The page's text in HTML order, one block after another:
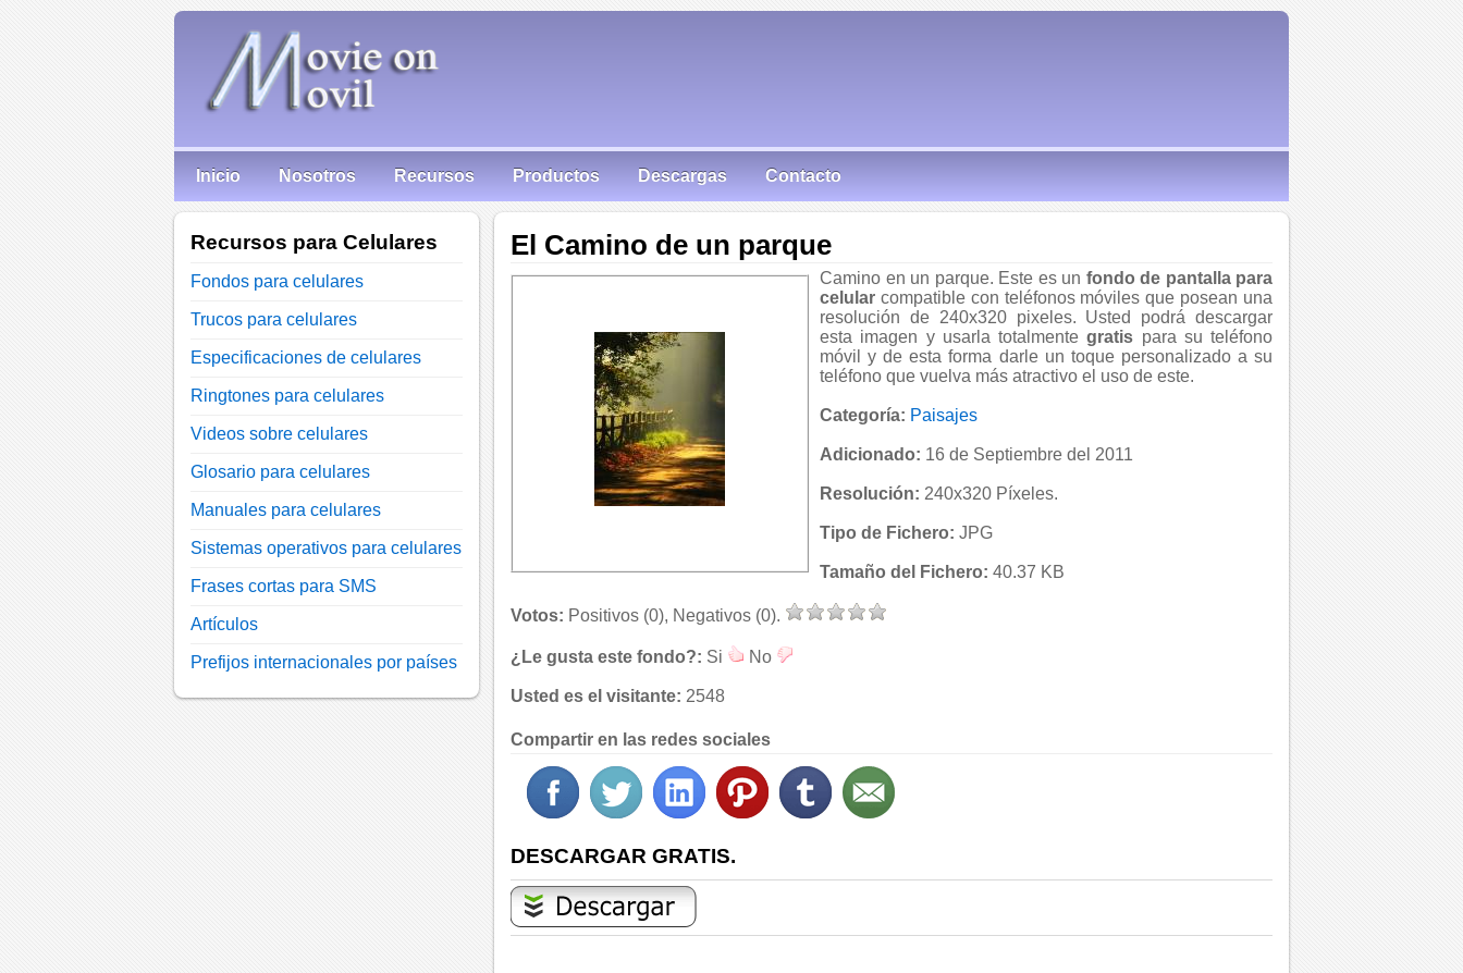
Inicio Nosotros Recursos Productos Descargas Contacto
El Camino de un parque
Camino en un parque. Este es un fondo de pantalla para
celular compatible con teléfonos móviles que posean una
resolución de 240x320 pixeles. Usted podrá descargar
esta imagen y usarla totalmentegratis para su teléfono
móvil y de esta forma darle un toque personalizado a su
teléfono que vuelva más atractivo el uso de este.
Categoría: Paisajes
Adicionado: 16 de Septiembre del 2011
Resolución: 240x320 Píxeles.
Tipo de Fichero: JPG
Tamaño del Fichero: 40.37 KB
Votos: Positivos (0), Negativos (0).
¿Le gusta este fondo?: Si No
Usted es el visitante: 2548
Compartir en las redes sociales
DESCARGAR GRATIS.
Recursos para Celulares
Fondos para celulares
Trucos para celulares
Especificaciones de celulares
Ringtones para celulares
Videos sobre celulares
Glosario para celulares
Manuales para celulares
Sistemas operativos para celulares
Frases cortas para SMS
Artículos
Prefijos internacionales por países